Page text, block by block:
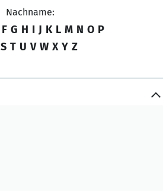
Nachname:
F G H I J K L M N O P
S T U V W X Y Z